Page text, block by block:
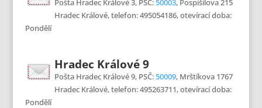
Pošta Hradec Králové 3, PSČ:50003, Pospíšilova 215
Hradec Králové, telefon: 495054186, otevírací doba:
Pondělí
Hradec Králové 9
Pošta Hradec Králové 9, PSČ:50009, Mrštíkova 1767
Hradec Králové, telefon: 495263711, otevírací doba:
Pondělí